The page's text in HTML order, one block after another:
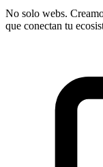
No solo webs.
que conectan tu